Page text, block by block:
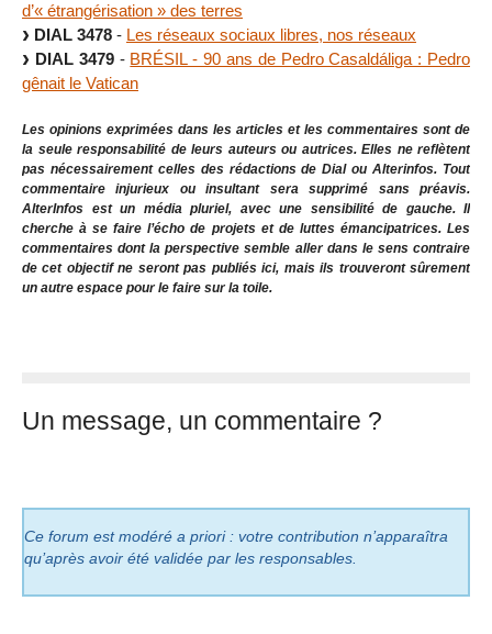
d’« étrangérisation » des terres
DIAL 3478 - Les réseaux sociaux libres, nos réseaux
DIAL 3479- BRÉSIL - 90 ans de Pedro Casaldáliga : Pedro
gênait le Vatican
Les opinions exprimées dans les articles et les commentaires sont de
la seule responsabilité de leurs auteurs ou autrices. Elles ne reflètent
pas nécessairement celles des rédactions de Dial ou Alterinfos. Tout
commentaire injurieux ou insultant sera supprimé sans préavis.
AlterInfos est un média pluriel, avec une sensibilité de gauche. Il
cherche à se faire l’écho de projets et de luttes émancipatrices. Les
commentaires dont la perspective semble aller dans le sens contraire
de cet objectif ne seront pas publiés ici, mais ils trouveront sûrement
un autre espace pour le faire sur la toile.
Un message, un commentaire ?
Ce forum est modéré a priori : votre contribution n’apparaîtra
qu’après avoir été validée par les responsables.